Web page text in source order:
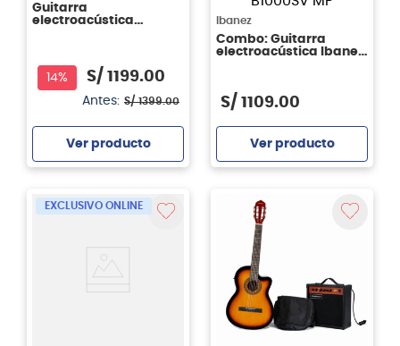
Guitarra
electroacústica
14%
S/ 1199.00
Antes: S/ 1399.00
Ver producto
Ibanez
Combo: Guitarra
electroacústica Ibanez
6 Uñetas Ibanez
B1000SV MP
S/ 1109.00
Ver producto
EXCLUSIVO ONLINE